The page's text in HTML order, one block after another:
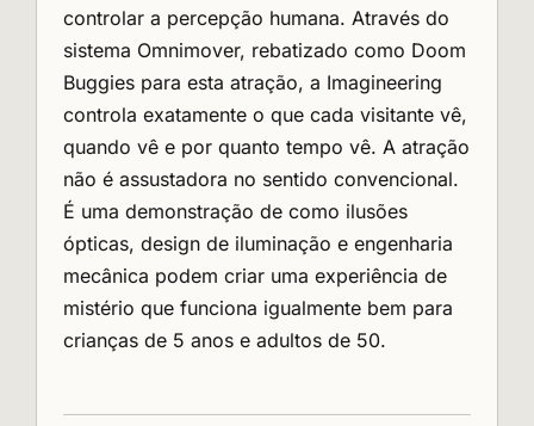
controlar a percepção humana. Através do
sistema Omnimover, rebatizado como Doom
Buggies para esta atração, a Imagineering
controla exatamente o que cada visitante vê,
quando vê e por quanto tempo vê. A atração
não é assustadora no sentido convencional.
É uma demonstração de como ilusões
ópticas, design de iluminação e engenharia
mecânica podem criar uma experiência de
mistério que funciona igualmente bem para
crianças de 5 anos e adultos de 50.